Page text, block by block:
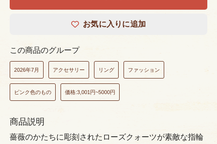
お気に入りに追加
この商品のグループ
2026年7月 アクセサリー リング ファッション
ピンク色のもの 価格:3,001円~5000円
商品説明
薔薇のかたちに彫刻されたローズクォーツが素敵な指輪